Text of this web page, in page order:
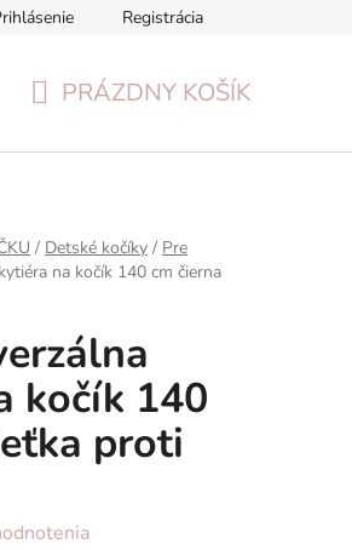
na odstúpenie od zmluvy
Registrácia
PRÁZDNY KOŠÍK
/ Detské kočíky / Pre
na kočík 140 cm čierna
kočík 140
proti